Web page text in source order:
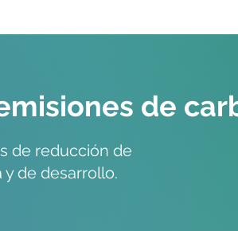
de reducción de
de desarrollo.
de